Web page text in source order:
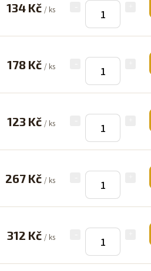
134 Kč / ks
178 Kč / ks
123 Kč / ks
267 Kč / ks
312 Kč / ks